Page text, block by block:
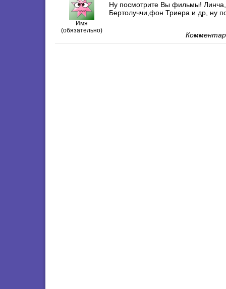
Имя
(обязательно)
Ну посмотрите Вы фильмы!
Бертолуччи,фон Триера и др, ну